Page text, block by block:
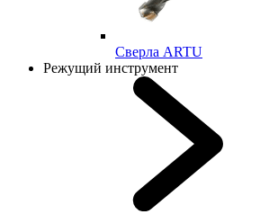
Cверла ARTU
Режущий инструмент